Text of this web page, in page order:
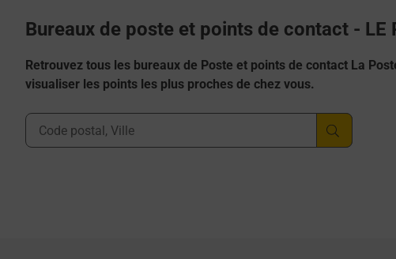
Bureaux de poste et points de contact - LE
Retrouvez tous les bureaux de Poste et points de contact La
visualiser les points les plus proches de chez vous.
Ville, Département, Code Postal